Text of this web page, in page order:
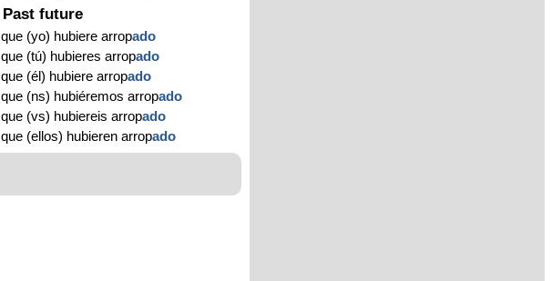
Past future
que (yo) hubiere arropado
que (tú) hubieres arropado
que (él) hubiere arropado
que (ns) hubiéremos arropado
que (vs) hubiereis arropado
que (ellos) hubieren arropado